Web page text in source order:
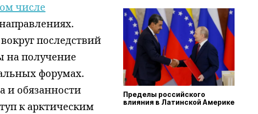
числе
последствий
на получение
форумах.
и обязанности
к арктическим
Пределы российского
влияния в Латинской Америке